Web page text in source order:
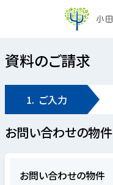
資料のご請求
1. ご入力
お問い合わせの物件
お問い合わせの物件